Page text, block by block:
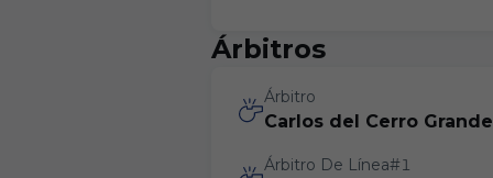
Árbitros
Árbitro
Carlos del Cerro Grande
Árbitro De Línea#1